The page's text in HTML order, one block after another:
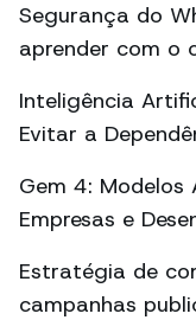
Segurança do
aprender com o
Inteligência
Evitar a
Gem 4: Modelos
Empresas e
Estratégia de
campanhas